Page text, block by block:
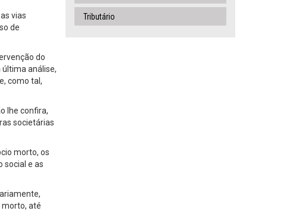
vias
de
do
última análise,
como tal,
lhe confira,
societárias
morto, os
social e as
morto, até
Tributário